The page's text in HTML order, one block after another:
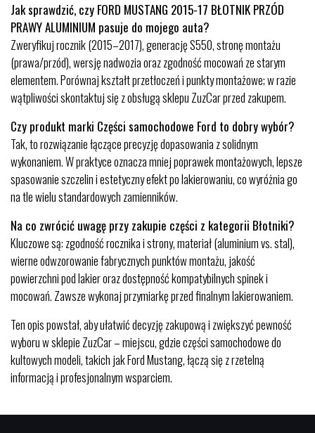
Jak sprawdzić, czy FORD MUSTANG 2015-17 BŁOTNIK PRZÓD
PRAWY ALUMINIUM pasuje do mojego auta?
Zweryfikuj rocznik (2015–2017), generację S550, stronę montażu
(prawa/przód), wersję nadwozia oraz zgodność mocowań ze starym
elementem. Porównaj kształt przetłoczeń i punkty montażowe; w razie
wątpliwości skontaktuj się z obsługą sklepu ZuzCar przed zakupem.
Czy produkt marki Części samochodowe Ford to dobry wybór?
Tak, to rozwiązanie łączące precyzję dopasowania z solidnym
wykonaniem. W praktyce oznacza mniej poprawek montażowych, lepsze
spasowanie szczelin i estetyczny efekt po lakierowaniu, co wyróżnia go
na tle wielu standardowych zamienników.
Na co zwrócić uwagę przy zakupie części z kategorii Błotniki?
Kluczowe są: zgodność rocznika i strony, materiał (aluminium vs. stal),
wierne odwzorowanie fabrycznych punktów montażu, jakość
powierzchni pod lakier oraz dostępność kompatybilnych spinek i
mocowań. Zawsze wykonaj przymiarkę przed finalnym lakierowaniem.
Ten opis powstał, aby ułatwić decyzję zakupową i zwiększyć pewność
wyboru w sklepie ZuzCar – miejscu, gdzie części samochodowe do
kultowych modeli, takich jak Ford Mustang, łączą się z rzetelną
informacją i profesjonalnym wsparciem.